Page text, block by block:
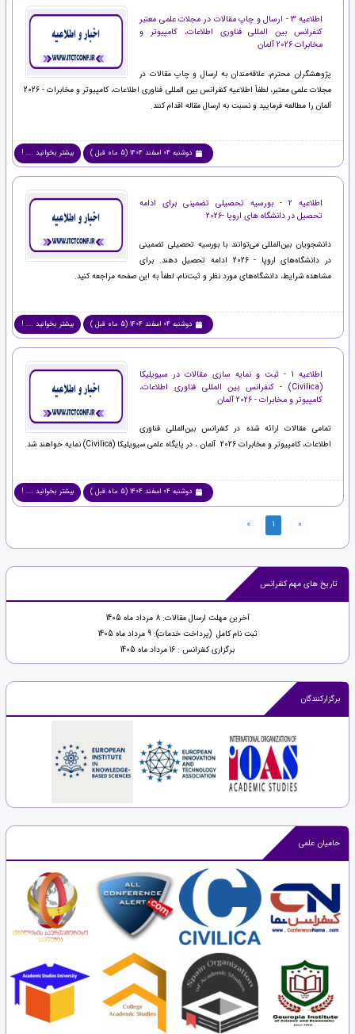
اطلاعیه 3 - ارسال و چاپ مقالات در مجلات علمی معتبر
کنفرانس بین المللی فناوری اطلاعات، کامپیوتر و
مخابرات 2026 آلمان
پژوهشگران محترم، علاقه‌مندان به ارسال و چاپ مقالات در
مجلات علمی معتبر، لطفاً اطلاعیه کنفرانس بین المللی فناوری اطلاعات، کامپیوتر و مخابرات - 2026
آلمان را مطالعه فرمایید و نسبت به ارسال مقاله اقدام کنند.
دوشنبه 04 اسفند 1404 (5 ماه قبل ) بیشتر بخوانید ... !
اطلاعیه 2 - بورسیه تحصیلی تضمینی برای ادامه
تحصیل در دانشگاه های اروپا -2026
دانشجویان بین‌المللی می‌توانند با بورسیه تحصیلی تضمینی
در دانشگاه‌های اروپا - 2026 ادامه تحصیل دهند. برای
مشاهده شرایط، دانشگاه‌های مورد نظر و ثبت‌نام، لطفاً به این صفحه مراجعه کنید.
دوشنبه 04 اسفند 1404 (5 ماه قبل ) بیشتر بخوانید ... !
اطلاعیه 1 - ثبت و نمایه سازی مقالات در سیویلیکا
(Civilica) - کنفرانس بین المللی فناوری اطلاعات،
کامپیوتر و مخابرات - 2026 آلمان
تمامی مقالات ارائه شده در کنفرانس بین‌المللی فناوری
اطلاعات، کامپیوتر و مخابرات 2026 آلمان ، در پایگاه علمی سیویلیکا (Civilica) نمایه خواهند شد.
دوشنبه 04 اسفند 1404 (5 ماه قبل ) بیشتر بخوانید ... !
«
1
»
تاریخ های مهم کنفرانس
آخرین مهلت ارسال مقالات: 8 مرداد ماه 1405
ثبت نام کامل (پرداخت خدمات): 9 مرداد ماه 1405
برگزاری کنفرانس : 16 مرداد ماه 1405
برگزارکنندگان
حامیان علمی